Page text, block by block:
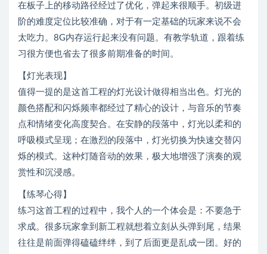
在板子上的移动路径经过了优化，弹起来很顺手。初级进
阶的难度定位比较准确，对于有一定基础的玩家来说不会
太吃力。8G内存运行起来没有问题。有教学轨道，跟着练
习很方便也省去了很多前期准备的时间。
【灯光表现】
值得一提的是这首工程的灯光设计做得相当出色。灯光的
颜色搭配和闪烁频率都经过了精心的设计，与音乐的节奏
点和情绪变化高度契合。在安静的段落中，灯光以柔和的
呼吸模式呈现；在激烈的段落中，灯光切换为快速交替闪
烁的模式。这种灯随音动的效果，极大地增强了演奏的观
赏性和沉浸感。
【练琴心得】
练习这首工程的过程中，我个人的一个体会是：不要急于
求成。很多玩家拿到新工程就想着立刻从头弹到尾，结果
往往是前面弹得磕磕绊绊，到了后面更是乱成一团。好的